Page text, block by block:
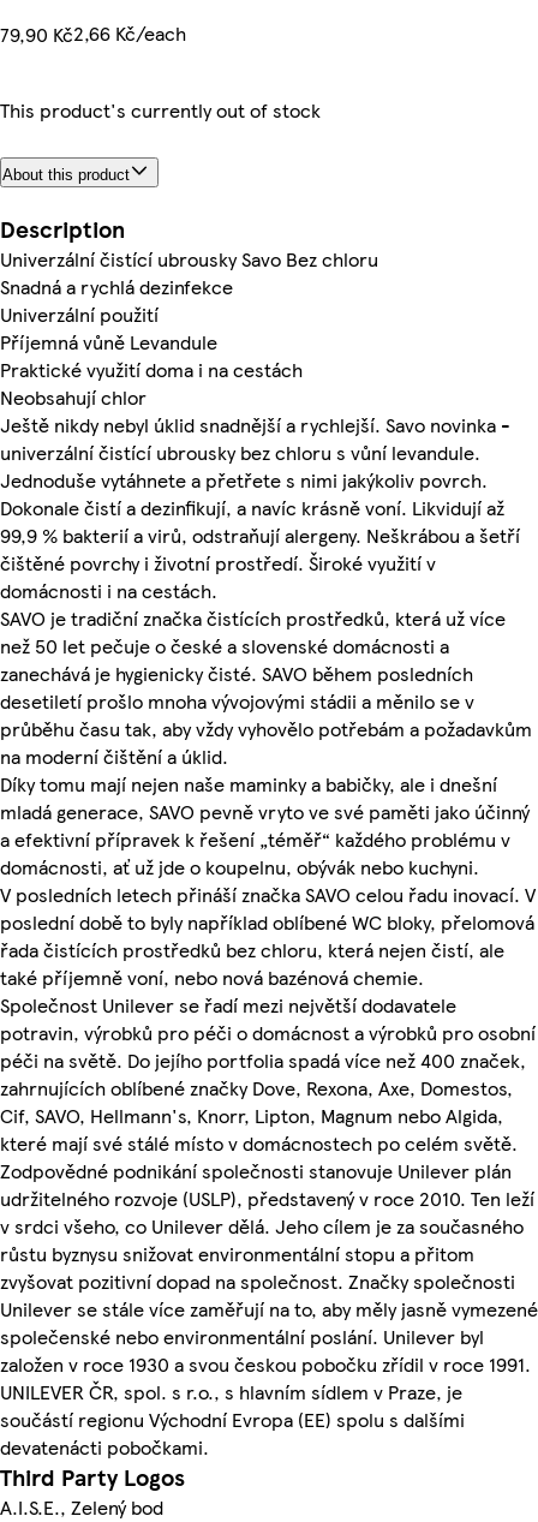
79,90 Kč2,66 Kč/each
This product's currently out of stock
About this product
Description
Univerzální čistící ubrousky Savo Bez chloru
Snadná a rychlá dezinfekce
Univerzální použití
Příjemná vůně Levandule
Praktické využití doma i na cestách
Neobsahují chlor
Ještě nikdy nebyl úklid snadnější a rychlejší. Savo novinka -
univerzální čistící ubrousky bez chloru s vůní levandule.
Jednoduše vytáhnete a přetřete s nimi jakýkoliv povrch.
Dokonale čistí a dezinfikují, a navíc krásně voní. Likvidují až
99,9 % bakterií a virů, odstraňují alergeny. Neškrábou a šetří
čištěné povrchy i životní prostředí. Široké využití v
domácnosti i na cestách.
SAVO je tradiční značka čistících prostředků, která už více
než 50 let pečuje o české a slovenské domácnosti a
zanechává je hygienicky čisté. SAVO během posledních
desetiletí prošlo mnoha vývojovými stádii a měnilo se v
průběhu času tak, aby vždy vyhovělo potřebám a požadavkům
na moderní čištění a úklid.
Díky tomu mají nejen naše maminky a babičky, ale i dnešní
mladá generace, SAVO pevně vryto ve své paměti jako účinný
a efektivní přípravek k řešení „téměř“ každého problému v
domácnosti, ať už jde o koupelnu, obývák nebo kuchyni.
V posledních letech přináší značka SAVO celou řadu inovací. V
poslední době to byly například oblíbené WC bloky, přelomová
řada čistících prostředků bez chloru, která nejen čistí, ale
také příjemně voní, nebo nová bazénová chemie.
Společnost Unilever se řadí mezi největší dodavatele
potravin, výrobků pro péči o domácnost a výrobků pro osobní
péči na světě. Do jejího portfolia spadá více než 400 značek,
zahrnujících oblíbené značky Dove, Rexona, Axe, Domestos,
Cif, SAVO, Hellmann's, Knorr, Lipton, Magnum nebo Algida,
které mají své stálé místo v domácnostech po celém světě.
Zodpovědné podnikání společnosti stanovuje Unilever plán
udržitelného rozvoje (USLP), představený v roce 2010. Ten leží
v srdci všeho, co Unilever dělá. Jeho cílem je za současného
růstu byznysu snižovat environmentální stopu a přitom
zvyšovat pozitivní dopad na společnost. Značky společnosti
Unilever se stále více zaměřují na to, aby měly jasně vymezené
společenské nebo environmentální poslání. Unilever byl
založen v roce 1930 a svou českou pobočku zřídil v roce 1991.
UNILEVER ČR, spol. s r.o., s hlavním sídlem v Praze, je
součástí regionu Východní Evropa (EE) spolu s dalšími
devatenácti pobočkami.
Third Party Logos
A.I.S.E., Zelený bod